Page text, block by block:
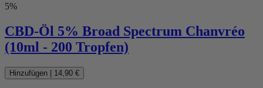
5%
CBD-Öl 5% Broad Spectrum Chanvréo
(10ml - 200 Tropfen)
Hinzufügen 14,90 €